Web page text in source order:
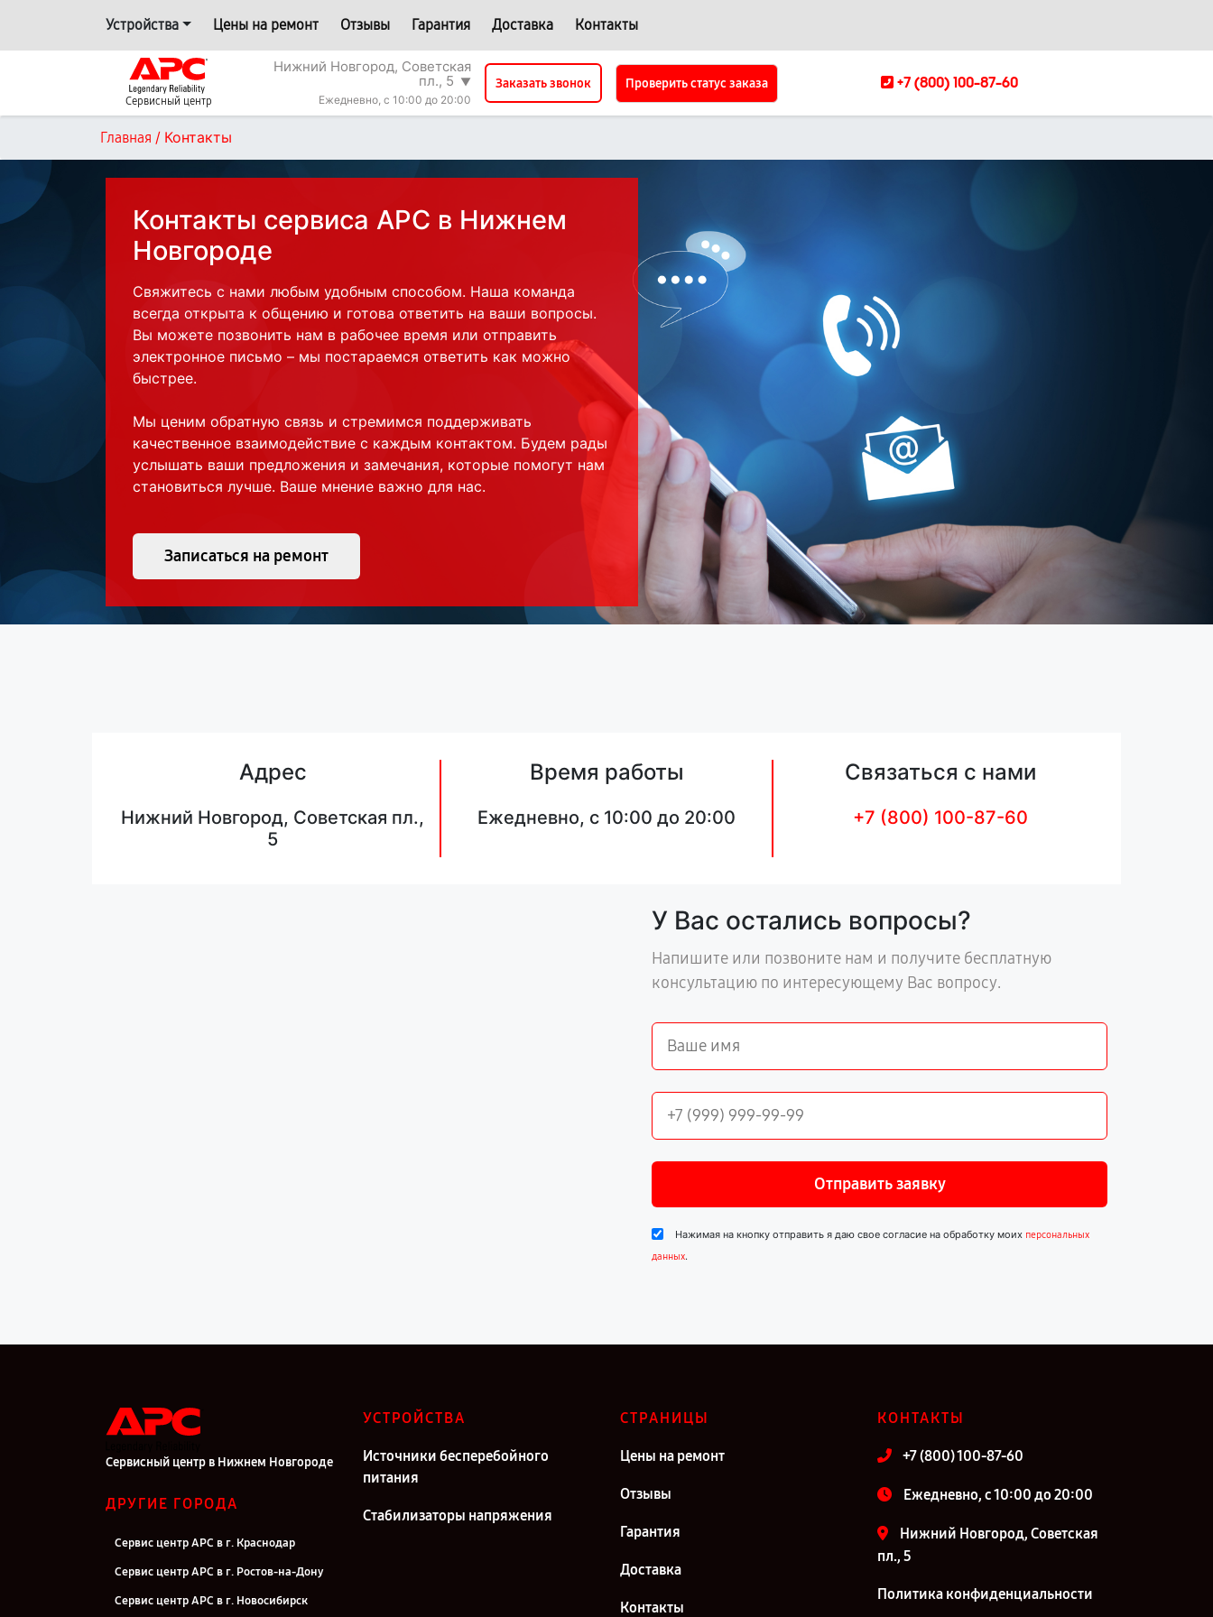
Устройства Цены на ремонт Отзывы Гарантия Доставка Контакты
Сервисный центр
Нижний Новгород, Советская
пл., 5 ▼
Ежедневно, с 10:00 до 20:00
Заказать звонок Проверить статус заказа +7 (800) 100-87-60
Главная / Контакты
Контакты сервиса APC в Нижнем
Новгороде
Свяжитесь с нами любым удобным способом. Наша команда
всегда открыта к общению и готова ответить на ваши вопросы.
Вы можете позвонить нам в рабочее время или отправить
электронное письмо – мы постараемся ответить как можно
быстрее.
Мы ценим обратную связь и стремимся поддерживать
качественное взаимодействие с каждым контактом. Будем рады
услышать ваши предложения и замечания, которые помогут нам
становиться лучше. Ваше мнение важно для нас.
Записаться на ремонт
Адрес
Нижний Новгород, Советская пл.,
5
Время работы
Ежедневно, с 10:00 до 20:00
Связаться с нами
+7 (800) 100-87-60
У Вас остались вопросы?
Напишите или позвоните нам и получите бесплатную
консультацию по интересующему Вас вопросу.
Отправить заявку
Нажимая на кнопку отправить я даю свое согласие на обработку моих персональных
данных.
Сервисный центр в Нижнем Новгороде
ДРУГИЕ ГОРОДА
Сервис центр APC в г. Краснодар
Сервис центр APC в г. Ростов-на-Дону
Сервис центр APC в г. Новосибирск
УСТРОЙСТВА
Источники бесперебойного
питания
Стабилизаторы напряжения
СТРАНИЦЫ
Цены на ремонт
Отзывы
Гарантия
Доставка
Контакты
КОНТАКТЫ
+7 (800) 100-87-60
Ежедневно, с 10:00 до 20:00
Нижний Новгород, Советская
пл., 5
Политика конфиденциальности